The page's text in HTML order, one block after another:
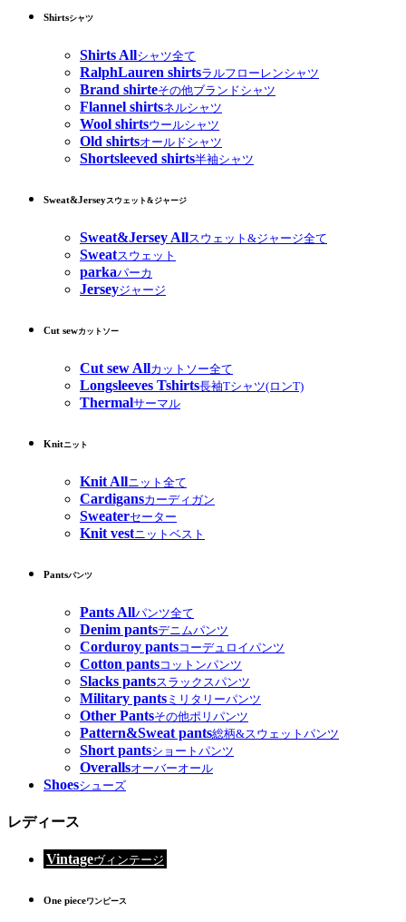
Shirtsシャツ
Shirts Allシャツ全て
RalphLauren shirtsラルフローレンシャツ
Brand shirteその他ブランドシャツ
Flannel shirtsネルシャツ
Wool shirtsウールシャツ
Old shirtsオールドシャツ
Shortsleeved shirts半袖シャツ
Sweat&Jerseyスウェット&ジャージ
Sweat&Jersey Allスウェット&ジャージ全て
Sweatスウェット
parkaパーカ
Jerseyジャージ
Cut sewカットソー
Cut sew Allカットソー全て
Longsleeves Tshirts長袖Tシャツ(ロンT)
Thermalサーマル
Knitニット
Knit Allニット全て
Cardigansカーディガン
Sweaterセーター
Knit vestニットベスト
Pantsパンツ
Pants Allパンツ全て
Denim pantsデニムパンツ
Corduroy pantsコーデュロイパンツ
Cotton pantsコットンパンツ
Slacks pantsスラックスパンツ
Military pants ミリタリーパンツ
Other Pantsその他ポリパンツ
Pattern&Sweat pants総柄&スウェットパンツ
Short pantsショートパンツ
Overallsオーバーオール
Shoesシューズ
レディース
Vintageヴィンテージ
One pieceワンピース